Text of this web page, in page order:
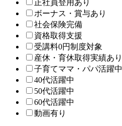
正社員登用あり
ボーナス・賞与あり
社会保険完備
資格取得支援
受講料0円制度対象
産休・育休取得実績あり
子育てママ・パパ活躍中
40代活躍中
50代活躍中
60代活躍中
動画有り